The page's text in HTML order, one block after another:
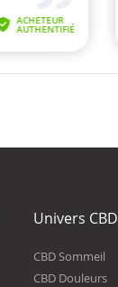
Univers CBD
CBD Sommeil
CBD Douleurs